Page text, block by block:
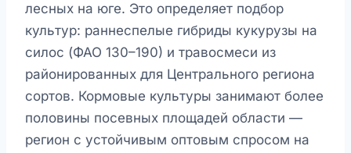
лесных на юге. Это определяет подбор
культур: раннеспелые гибриды кукурузы на
силос (ФАО 130–190) и травосмеси из
районированных для Центрального региона
сортов. Кормовые культуры занимают более
половины посевных площадей области —
регион с устойчивым оптовым спросом на